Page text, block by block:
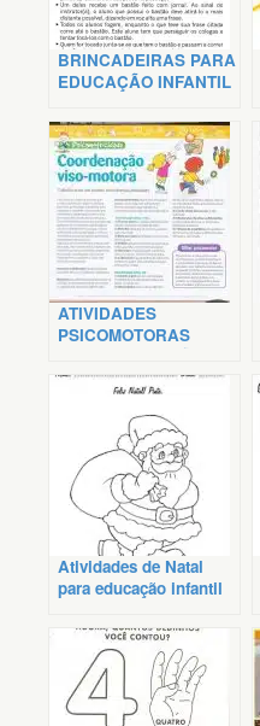
BRINCADEIRAS PARA
EDUCAÇÃO INFANTIL
ATIVIDADES
PSICOMOTORAS
INFANTIL
Atividades de Natal
para educação infantil